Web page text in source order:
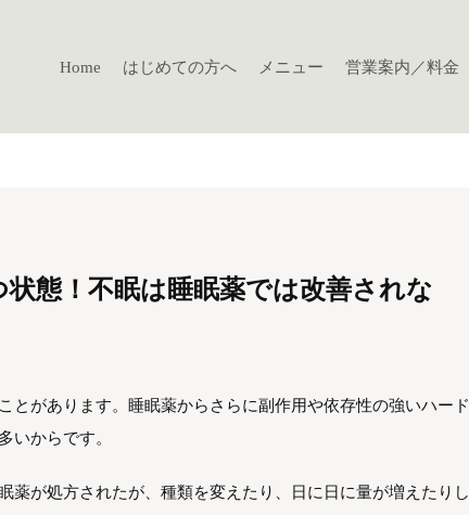
Home はじめての方へ メニュー 営業案内／料金
態！不眠は睡眠薬では改善されな
とがあります。睡眠薬からさらに副作用や依存性の強いハード
いからです。
薬が処方されたが、種類を変えたり、日に日に量が増えたりし